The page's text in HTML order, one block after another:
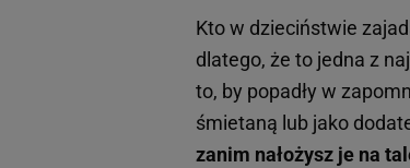
Kto w dzieciństwie
dlatego, że to jedna z
to, by popadły w
śmietaną lub jako
zanim nałożysz je na